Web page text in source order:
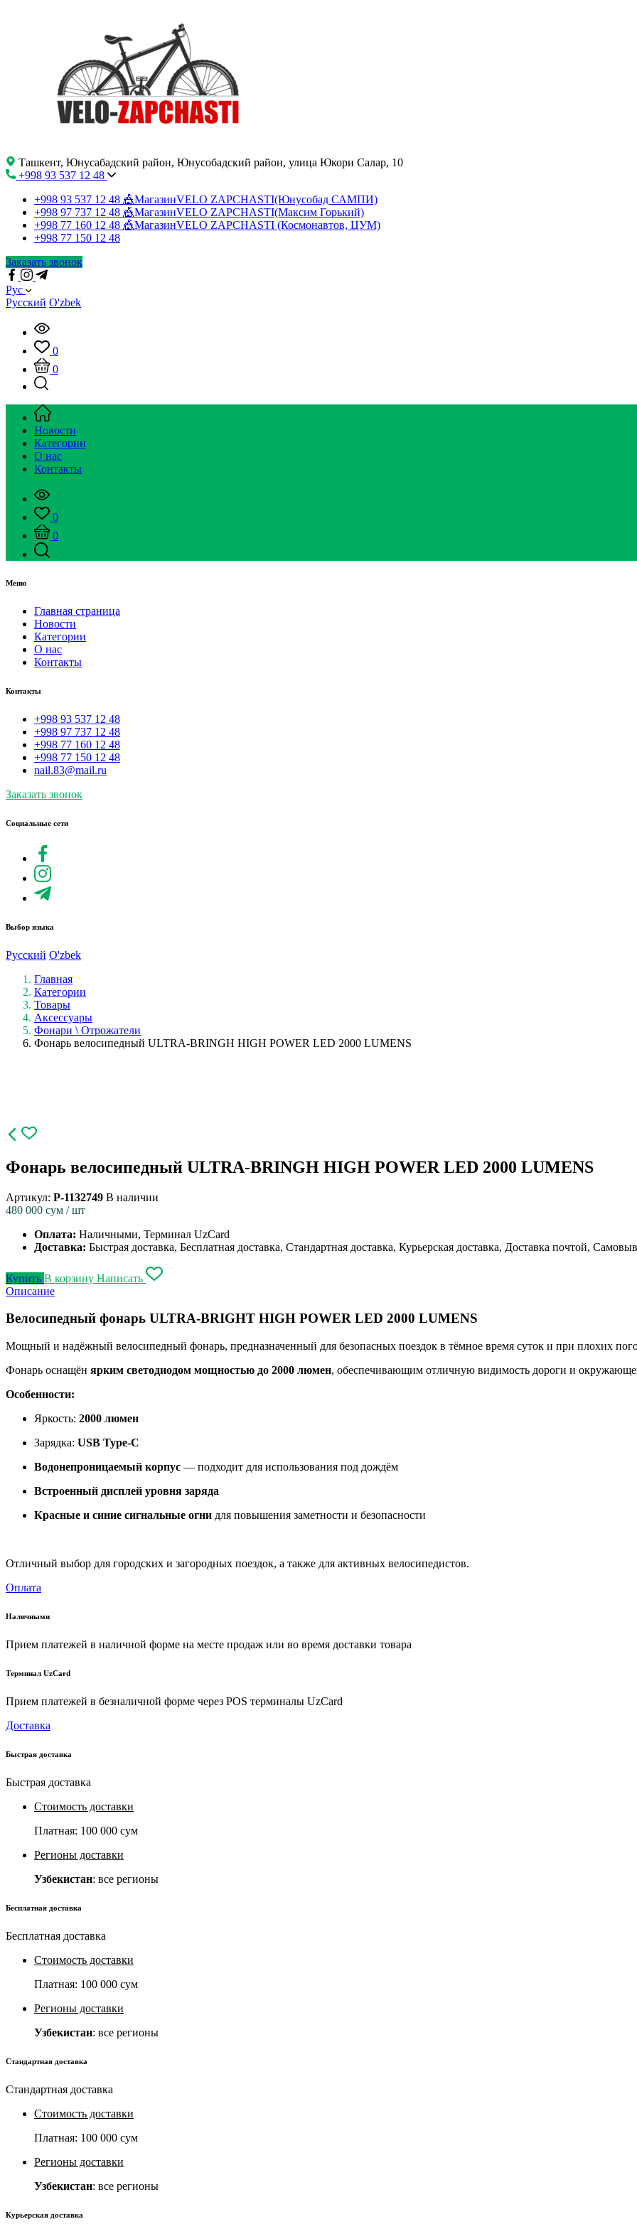
Ташкент, Юнусабадский район, Юнусобадский район, улица Юкори Салар, 10
+998 93 537 12 48
+998 93 537 12 48 🎪МагазинVELO ZAPCHASTI(Юнусобад САМПИ)
+998 97 737 12 48 🎪МагазинVELO ZAPCHASTI(Максим Горький)
+998 77 160 12 48 🎪МагазинVELO ZAPCHASTI (Космонавтов, ЦУМ)
+998 77 150 12 48
Заказать звонок
Рус
Русский O'zbek
0
0
Новости
Категории
О нас
Контакты
0
0
Меню
Главная страница
Новости
Категории
О нас
Контакты
Контакты
+998 93 537 12 48
+998 97 737 12 48
+998 77 160 12 48
+998 77 150 12 48
nail.83@mail.ru
Заказать звонок
Социальные сети
Выбор языка
Русский O'zbek
Главная
Категории
Товары
Аксессуары
Фонари \ Отрожатели
Фонарь велосипедный ULTRA-BRINGH HIGH POWER LED 2000 LUMENS
Фонарь велосипедный ULTRA-BRINGH HIGH POWER LED 2000 LUMENS
Артикул: P-1132749 В наличии
480 000 сум / шт
Оплата: Наличными, Терминал UzCard
Доставка: Быстрая доставка, Бесплатная доставка, Стандартная доставка, Курьерская доставка, Доставка почтой,
Купить В корзину Написать
Описание
Велосипедный фонарь ULTRA-BRIGHT HIGH POWER LED 2000 LUMENS
Мощный и надёжный велосипедный фонарь, предназначенный для безопасных поездок в тёмное время суток и при плохих
Фонарь оснащён ярким светодиодом мощностью до 2000 люмен, обеспечивающим отличную видимость дороги и
Особенности:
Яркость: 2000 люмен
Зарядка: USB Type-C
Водонепроницаемый корпус — подходит для использования под дождём
Встроенный дисплей уровня заряда
Красные и синие сигнальные огни для повышения заметности и безопасности
Отличный выбор для городских и загородных поездок, а также для активных велосипедистов.
Оплата
Наличными
Прием платежей в наличной форме на месте продаж или во время доставки товара
Терминал UzCard
Прием платежей в безналичной форме через POS терминалы UzCard
Доставка
Быстрая доставка
Быстрая доставка
Стоимость доставки
Платная: 100 000 сум
Регионы доставки
Узбекистан: все регионы
Бесплатная доставка
Бесплатная доставка
Стоимость доставки
Платная: 100 000 сум
Регионы доставки
Узбекистан: все регионы
Стандартная доставка
Стандартная доставка
Стоимость доставки
Платная: 100 000 сум
Регионы доставки
Узбекистан: все регионы
Курьерская доставка